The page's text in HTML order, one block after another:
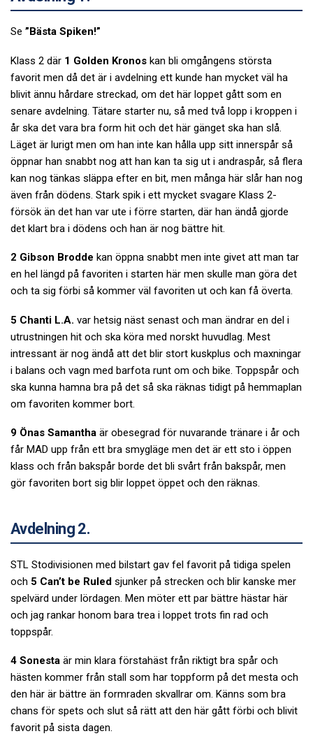
Se ”Bästa Spiken!”
Klass 2 där 1 Golden Kronos kan bli omgångens största
favorit men då det är i avdelning ett kunde han mycket väl ha
blivit ännu hårdare streckad, om det här loppet gått som en
senare avdelning. Tätare starter nu, så med två lopp i kroppen i
år ska det vara bra form hit och det här gänget ska han slå.
Läget är lurigt men om han inte kan hålla upp sitt innerspår så
öppnar han snabbt nog att han kan ta sig ut i andraspår, så flera
kan nog tänkas släppa efter en bit, men många här slår han nog
även från dödens. Stark spik i ett mycket svagare Klass 2-
försök än det han var ute i förre starten, där han ändå gjorde
det klart bra i dödens och han är nog bättre hit.
2 Gibson Brodde kan öppna snabbt men inte givet att man tar
en hel längd på favoriten i starten här men skulle man göra det
och ta sig förbi så kommer väl favoriten ut och kan få överta.
5 Chanti L.A. var hetsig näst senast och man ändrar en del i
utrustningen hit och ska köra med norskt huvudlag. Mest
intressant är nog ändå att det blir stort kuskplus och maxningar
i balans och vagn med barfota runt om och bike. Toppspår och
ska kunna hamna bra på det så ska räknas tidigt på hemmaplan
om favoriten kommer bort.
9 Önas Samantha är obesegrad för nuvarande tränare i år och
får MAD upp från ett bra smygläge men det är ett sto i öppen
klass och från bakspår borde det bli svårt från bakspår, men
gör favoriten bort sig blir loppet öppet och den räknas.
Avdelning 2.
STL Stodivisionen med bilstart gav fel favorit på tidiga spelen
och 5 Can’t be Ruled sjunker på strecken och blir kanske mer
spelvärd under lördagen. Men möter ett par bättre hästar här
och jag rankar honom bara trea i loppet trots fin rad och
toppspår.
4 Sonesta är min klara förstahäst från riktigt bra spår och
hästen kommer från stall som har toppform på det mesta och
den här är bättre än formraden skvallrar om. Känns som bra
chans för spets och slut så rätt att den här gått förbi och blivit
favorit på sista dagen.